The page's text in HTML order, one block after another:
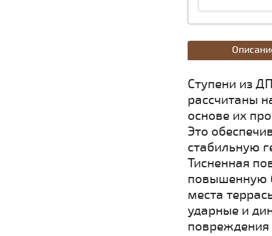
Ступени из
рассчитаны
основе их
Это
стабильную
Тисненная
повышенную
места
ударные и
повреждения